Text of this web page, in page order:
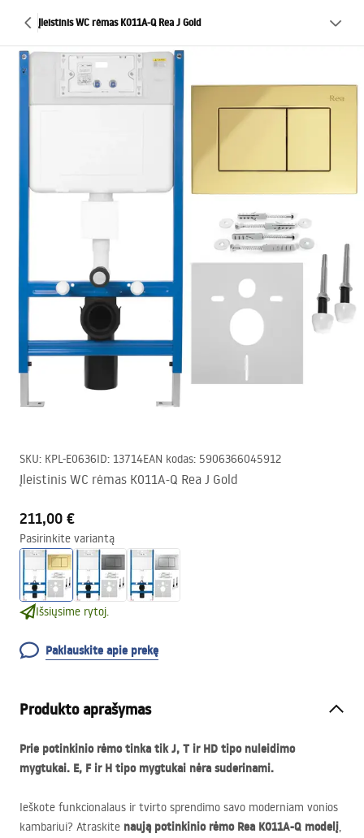
Įleistinis WC rėmas K011A-Q Rea J Gold
SKU: KPL-E0636ID: 13714EAN kodas: 5906366045912
Įleistinis WC rėmas K011A-Q Rea J Gold
211,00 €
Pasirinkite variantą
Išsiųsime rytoj.
Paklauskite apie prekę
Produkto aprašymas
Prie potinkinio rėmo tinka tik J, T ir HD tipo nuleidimo
mygtukai. E, F ir H tipo mygtukai nėra suderinami.
Ieškote funkcionalaus ir tvirto sprendimo savo moderniam vonios
kambariui? Atraskite naują potinkinio rėmo Rea K011A-Q modelį,